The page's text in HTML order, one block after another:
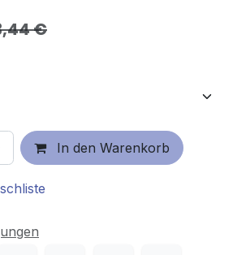
€
In den Warenkorb